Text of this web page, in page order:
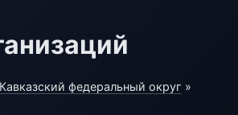
федеральный округ »